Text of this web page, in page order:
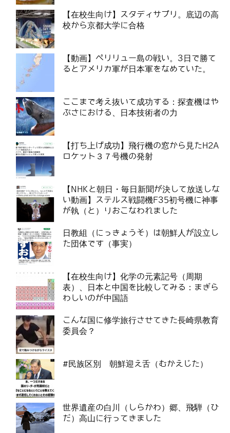
【在校生向け】スタディサプリ。底辺の高
校から京都大学に合格
【動画】ペリリュー島の戦い。3日で勝て
るとアメリカ軍が日本軍をなめていた。
ここまで考え抜いて成功する：探査機はや
ぶさにおける、日本技術者の力
【打ち上げ成功】飛行機の窓から見たH2A
ロケット３７号機の発射
【NHKと朝日・毎日新聞が決して放送しな
い動画】ステルス戦闘機F35初号機に神事
が執（と）りおこなわれました
日教組（にっきょうそ）は朝鮮人が設立し
た団体です（事実）
【在校生向け】化学の元素記号（周期
表）、日本と中国を比較してみる：まぎら
わしいのが中国語
こんな国に修学旅行させてきた長崎県教育
委員会？
#民族区別 朝鮮迎え舌（むかえじた）
世界遺産の白川（しらかわ）郷、飛騨（ひ
だ）高山に行ってきました